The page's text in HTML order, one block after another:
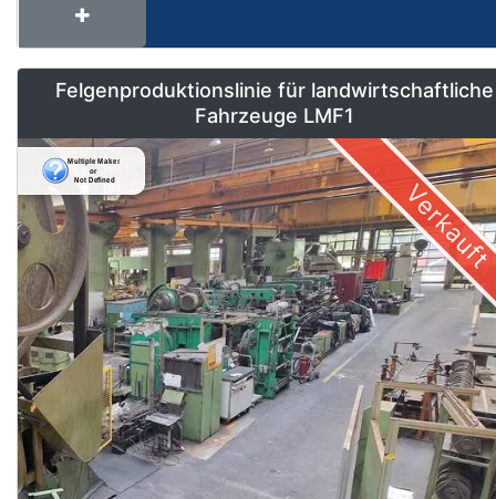
Felgenproduktionslinie für landwirtschaftliche
Fahrzeuge LMF1
Verkauft